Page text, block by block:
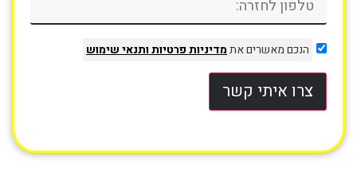
הנכם מאשרים אתמדיניות פרטיותותנאי שימוש
צרו איתי קשר